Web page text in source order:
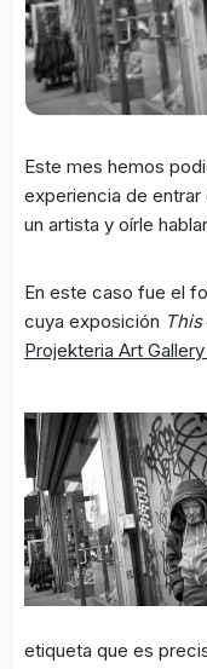
Este mes hemos
experiencia de entrar
un artista y oírle
En este caso fue el
cuya exposición
Projekteria Art
etiqueta que es